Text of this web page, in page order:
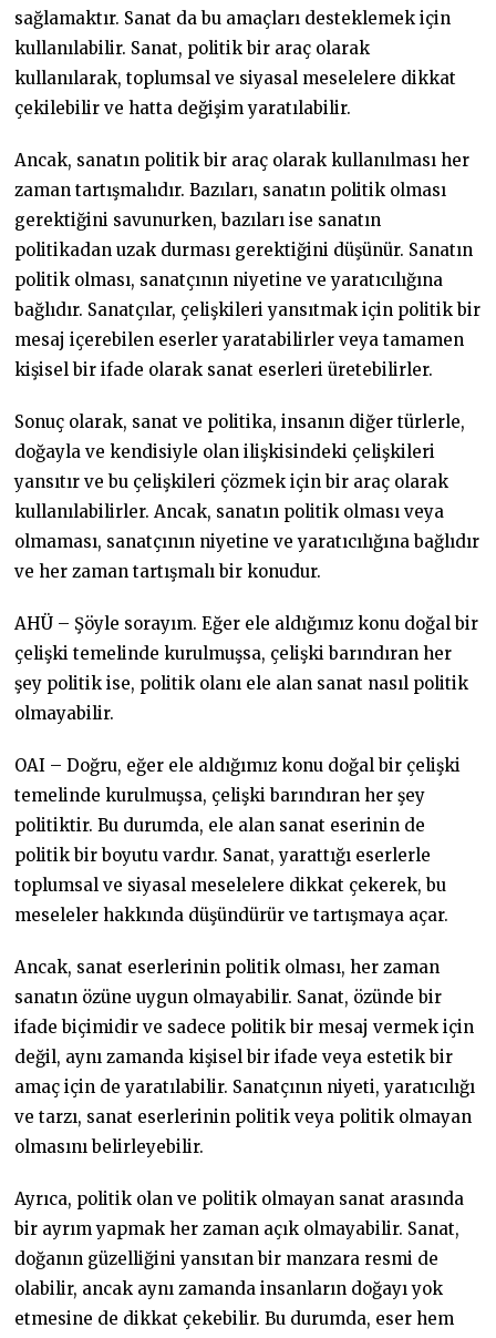
sağlamaktır. Sanat da bu amaçları desteklemek için
kullanılabilir. Sanat, politik bir araç olarak
kullanılarak, toplumsal ve siyasal meselelere dikkat
çekilebilir ve hatta değişim yaratılabilir.
Ancak, sanatın politik bir araç olarak kullanılması her
zaman tartışmalıdır. Bazıları, sanatın politik olması
gerektiğini savunurken, bazıları ise sanatın
politikadan uzak durması gerektiğini düşünür. Sanatın
politik olması, sanatçının niyetine ve yaratıcılığına
bağlıdır. Sanatçılar, çelişkileri yansıtmak için politik bir
mesaj içerebilen eserler yaratabilirler veya tamamen
kişisel bir ifade olarak sanat eserleri üretebilirler.
Sonuç olarak, sanat ve politika, insanın diğer türlerle,
doğayla ve kendisiyle olan ilişkisindeki çelişkileri
yansıtır ve bu çelişkileri çözmek için bir araç olarak
kullanılabilirler. Ancak, sanatın politik olması veya
olmaması, sanatçının niyetine ve yaratıcılığına bağlıdır
ve her zaman tartışmalı bir konudur.
AHÜ – Şöyle sorayım. Eğer ele aldığımız konu doğal bir
çelişki temelinde kurulmuşsa, çelişki barındıran her
şey politik ise, politik olanı ele alan sanat nasıl politik
olmayabilir.
OAI – Doğru, eğer ele aldığımız konu doğal bir çelişki
temelinde kurulmuşsa, çelişki barındıran her şey
politiktir. Bu durumda, ele alan sanat eserinin de
politik bir boyutu vardır. Sanat, yarattığı eserlerle
toplumsal ve siyasal meselelere dikkat çekerek, bu
meseleler hakkında düşündürür ve tartışmaya açar.
Ancak, sanat eserlerinin politik olması, her zaman
sanatın özüne uygun olmayabilir. Sanat, özünde bir
ifade biçimidir ve sadece politik bir mesaj vermek için
değil, aynı zamanda kişisel bir ifade veya estetik bir
amaç için de yaratılabilir. Sanatçının niyeti, yaratıcılığı
ve tarzı, sanat eserlerinin politik veya politik olmayan
olmasını belirleyebilir.
Ayrıca, politik olan ve politik olmayan sanat arasında
bir ayrım yapmak her zaman açık olmayabilir. Sanat,
doğanın güzelliğini yansıtan bir manzara resmi de
olabilir, ancak aynı zamanda insanların doğayı yok
etmesine de dikkat çekebilir. Bu durumda, eser hem